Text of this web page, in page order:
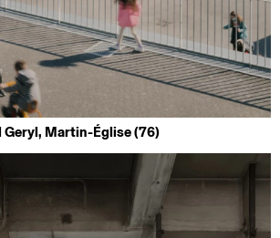
Geryl, Martin-Église (76)